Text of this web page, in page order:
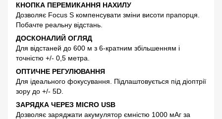
КНОПКА ПЕРЕМИКАННЯ НАХИЛУ
Дозволяє Focus S компенсувати зміни висоти прапорця.
Побачте реальну відстань.
ДОСКОНАЛИЙ ОГЛЯД
Для відстаней до 600 м з 6-кратним збільшенням і
точністю +/- 0,5 метра.
ОПТИЧНЕ РЕГУЛЮВАННЯ
Для ідеального фокусування. Підлаштовується під діоптрії
зору до +/- 5D.
ЗАРЯДКА ЧЕРЕЗ MICRO USB
Дозволяє заряджати акумулятор ємністю 1000 мАг за